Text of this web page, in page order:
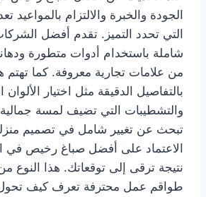
الجودة والخبرة والالتزام بالمواعيد
التي تحدد التميز. تقدم أفضل
شاملة باستخدام أدوات متطورة
من علامات تجارية معروفة. كما
بالتفاصيل الدقيقة مثل اختيار الألوان
والتشطيبات التي تضيف لمسة
تبحث عن تغيير شامل في تصميم
الاعتماد على أفضل صباغ رخيص في
نتيجة ترقى إلى توقعاتك. هذا النوع
طواقم عمل محترفة تعرف كيف